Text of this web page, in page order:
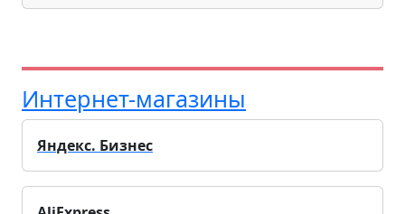
Интернет-магазины
Яндекс. Бизнес